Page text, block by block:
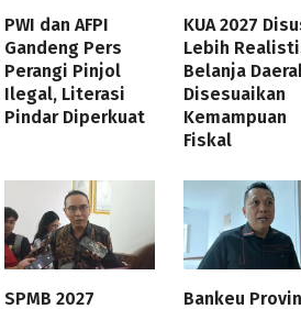
PWI dan AFPI
Gandeng Pers
Perangi Pinjol
Ilegal, Literasi
Pindar Diperkuat
KUA 2027
Lebih
Belanja
Disesuaikan
Kemampuan
Fiskal
SPMB 2027
Bankeu